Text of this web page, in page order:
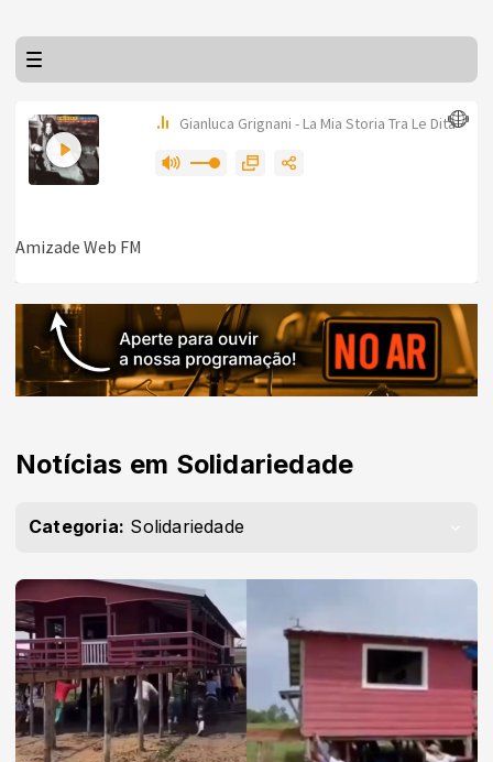
Notícias em Solidariedade
Categoria: Solidariedade